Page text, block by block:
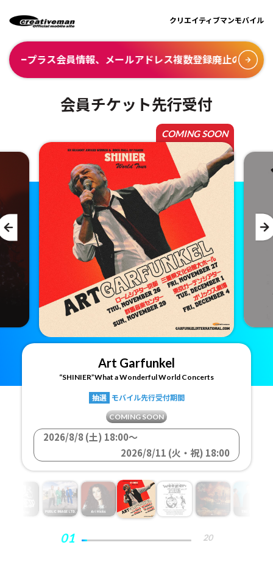
クリエイティブマンモバイル
ス会員情報、メールアドレス複数登録廃止のお知らせ
会員チケット先行受付
COMING SOON
Art Garfunkel
“SHINIER”What a Wonderful World Concerts
抽選 モバイル先行受付期間
COMING SOON
2026/8/8 (土) 18:00〜
2026/8/11 (火・祝) 18:00
01 20